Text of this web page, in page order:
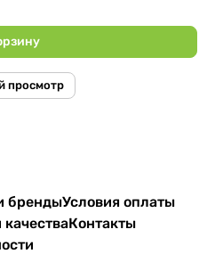
просмотр
брендыУсловия оплаты
качестваКонтакты